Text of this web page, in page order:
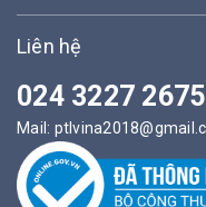
Liên hệ
024 3227 2675
Mail: